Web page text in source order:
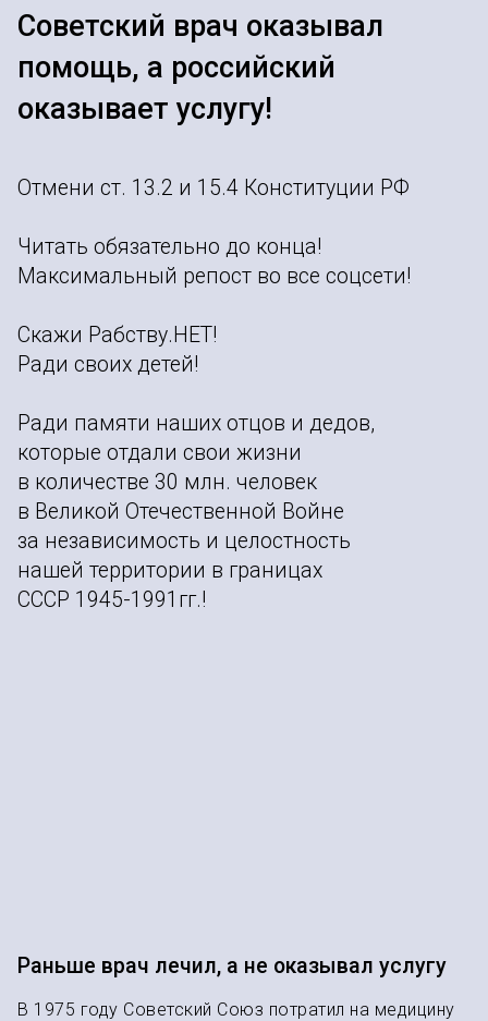
Советский врач оказывал
помощь, а российский
оказывает услугу!
Отмени ст. 13.2 и 15.4 Конституции РФ
Читать обязательно до конца!
Максимальный репост во все соцсети!
Скажи Рабству.НЕТ!
Ради своих детей!
Ради памяти наших отцов и дедов,
которые отдали свои жизни
в количестве 30 млн. человек
в Великой Отечественной Войне
за независимость и целостность
нашей территории в границах
СССР 1945-1991гг.!
Раньше врач лечил, а не оказывал услугу
В 1975 году Советский Союз потратил на медицину